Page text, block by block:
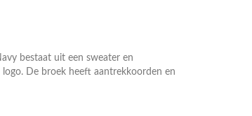
bestaat uit een sweater en
De broek heeft aantrekkoorden en